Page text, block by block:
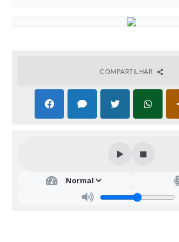
A Prefeitura
Galeria de Vídeos
Gabinetes e Secretarias
COMPARTILHAR